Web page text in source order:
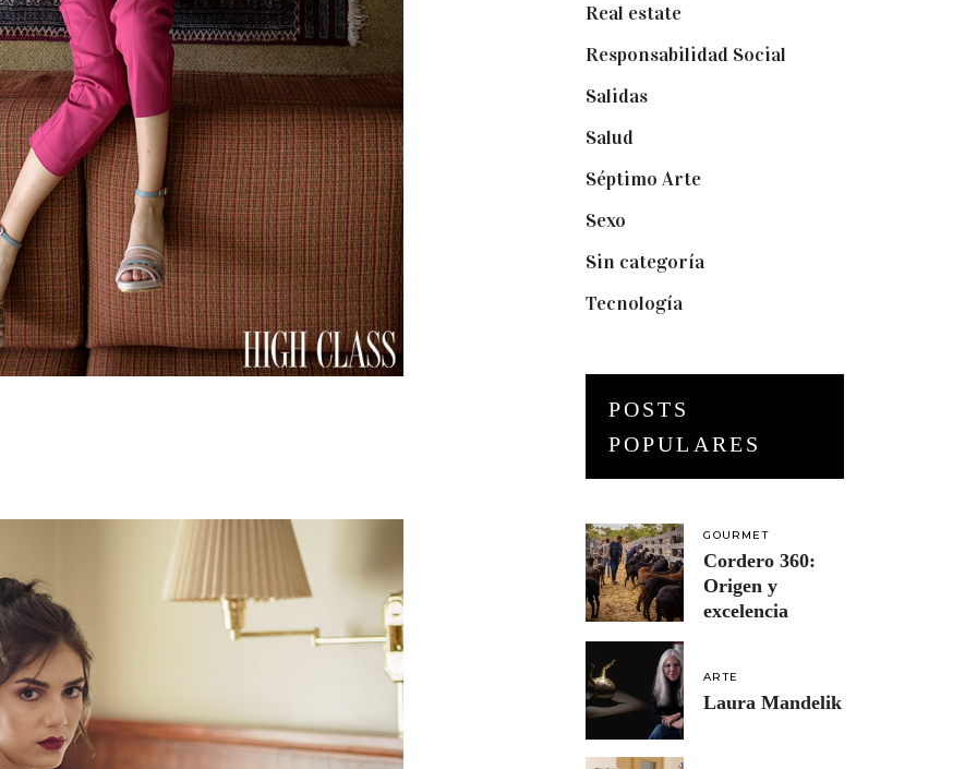
Real estate(7)
Responsabilidad Social
Salidas(16)
Salud
Séptimo Arte(40)
Sexo
Sin categoría(2)
Tecnología(3)
POSTS
POPULARES
GOURMET
Cordero 360:
Origen y
excelencia
ARTE
Laura Mandelik